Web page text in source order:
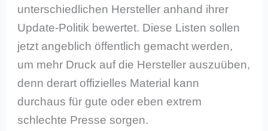
unterschiedlichen Hersteller anhand ihrer
Update-Politik bewertet. Diese Listen sollen
jetzt angeblich öffentlich gemacht werden,
um mehr Druck auf die Hersteller auszuüben,
denn derart offizielles Material kann
durchaus für gute oder eben extrem
schlechte Presse sorgen.